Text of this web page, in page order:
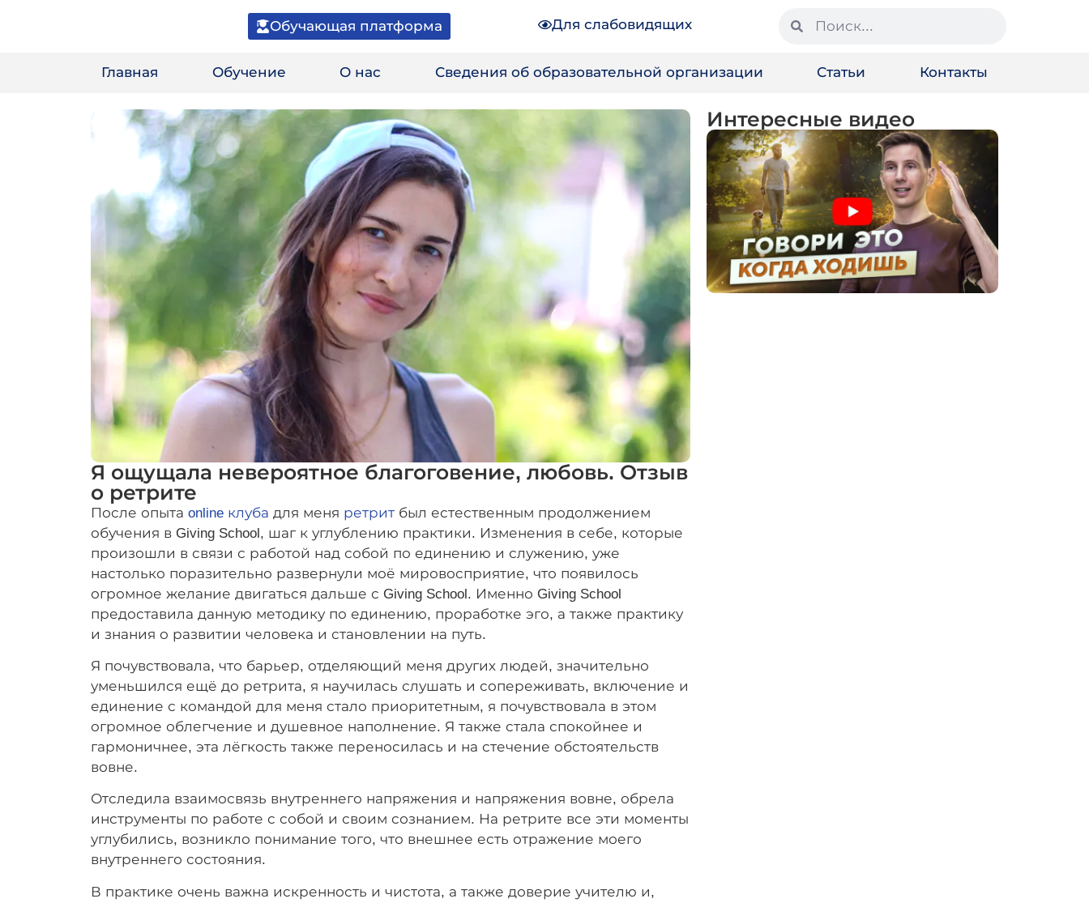
Обучающая платформа Для слабовидящих
Главная Обучение О нас Сведения об образовательной организации Статьи Контакты
Я ощущала невероятное благоговение, любовь. Отзыв
о ретрите
После опыта online клуба для меня ретрит был естественным продолжением
обучения в Giving School, шаг к углублению практики. Изменения в себе, которые
произошли в связи с работой над собой по единению и служению, уже
настолько поразительно развернули моё мировосприятие, что появилось
огромное желание двигаться дальше с Giving School. Именно Giving School
предоставила данную методику по единению, проработке эго, а также практику
и знания о развитии человека и становлении на путь.
Я почувствовала, что барьер, отделяющий меня других людей, значительно
уменьшился ещё до ретрита, я научилась слушать и сопереживать, включение и
единение с командой для меня стало приоритетным, я почувствовала в этом
огромное облегчение и душевное наполнение. Я также стала спокойнее и
гармоничнее, эта лёгкость также переносилась и на стечение обстоятельств
вовне.
Отследила взаимосвязь внутреннего напряжения и напряжения вовне, обрела
инструменты по работе с собой и своим сознанием. На ретрите все эти моменты
углубились, возникло понимание того, что внешнее есть отражение моего
внутреннего состояния.
В практике очень важна искренность и чистота, а также доверие учителю и,
Интересные видео